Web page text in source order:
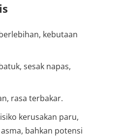
kebutaan
sesak napas,
rasa terbakar.
kerusakan paru,
bahkan potensi